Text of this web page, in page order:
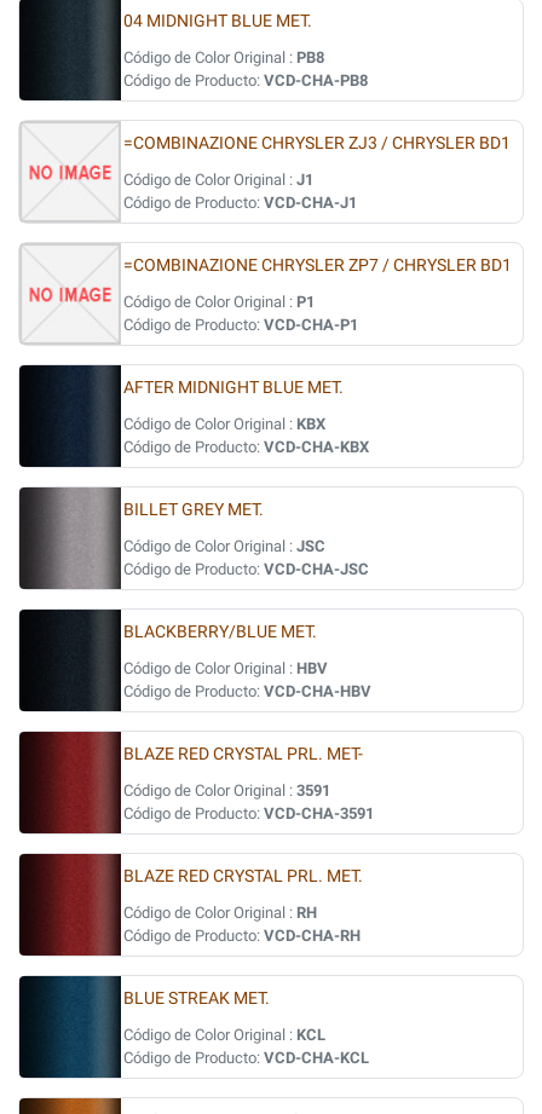
04 MIDNIGHT BLUE MET.
Código de Color Original : PB8
Código de Producto: VCD-CHA-PB8
=COMBINAZIONE CHRYSLER ZJ3 / CHRYSLER BD1
Código de Color Original : J1
Código de Producto: VCD-CHA-J1
=COMBINAZIONE CHRYSLER ZP7 / CHRYSLER BD1
Código de Color Original : P1
Código de Producto: VCD-CHA-P1
AFTER MIDNIGHT BLUE MET.
Código de Color Original : KBX
Código de Producto: VCD-CHA-KBX
BILLET GREY MET.
Código de Color Original : JSC
Código de Producto: VCD-CHA-JSC
BLACKBERRY/BLUE MET.
Código de Color Original : HBV
Código de Producto: VCD-CHA-HBV
BLAZE RED CRYSTAL PRL. MET-
Código de Color Original : 3591
Código de Producto: VCD-CHA-3591
BLAZE RED CRYSTAL PRL. MET.
Código de Color Original : RH
Código de Producto: VCD-CHA-RH
BLUE STREAK MET.
Código de Color Original : KCL
Código de Producto: VCD-CHA-KCL